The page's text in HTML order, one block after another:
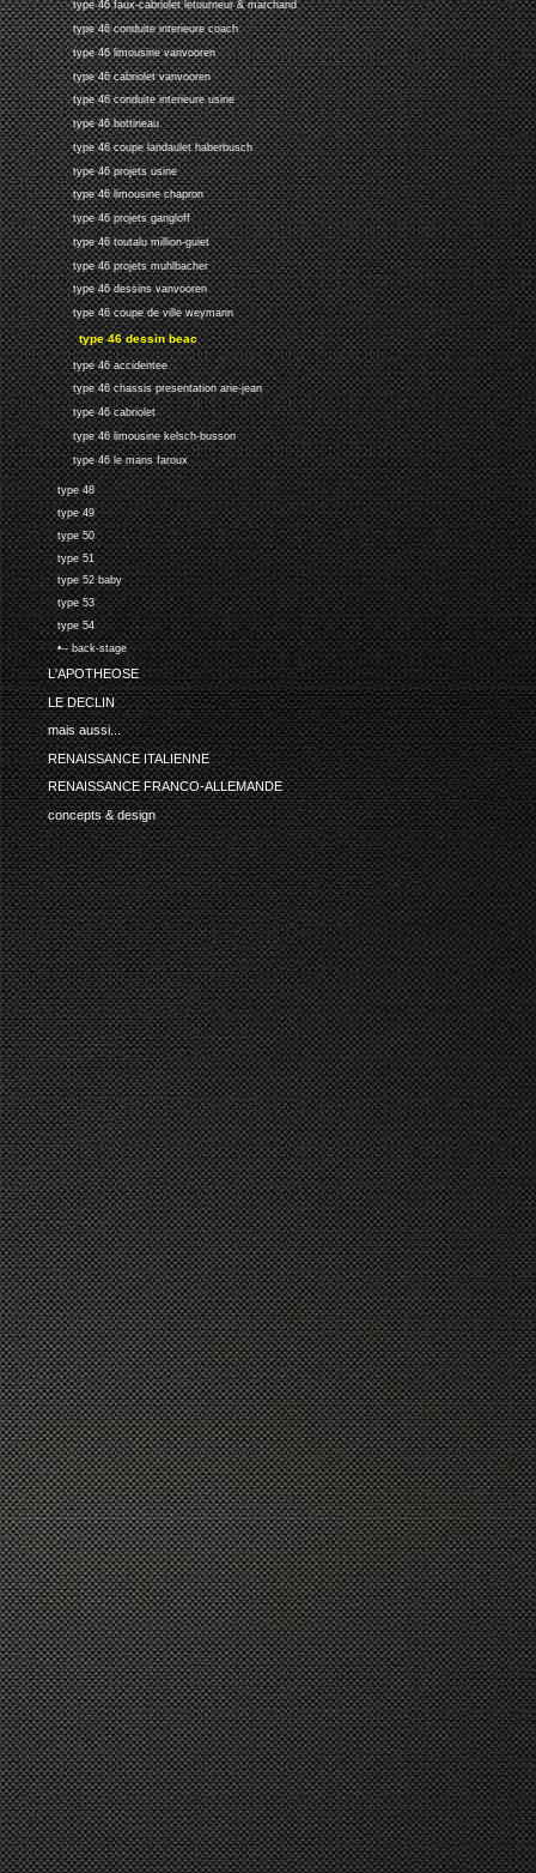
type 46 faux-cabriolet letourneur & marchand
type 46 conduite interieure coach
type 46 limousine vanvooren
type 46 cabriolet vanvooren
type 46 conduite interieure usine
type 46 bottineau
type 46 coupe landaulet haberbusch
type 46 projets usine
type 46 limousine chapron
type 46 projets gangloff
type 46 toutalu million-guiet
type 46 projets muhlbacher
type 46 dessins vanvooren
type 46 coupe de ville weymann
type 46 dessin beac
type 46 accidentee
type 46 chassis presentation arie-jean
type 46 cabriolet
type 46 limousine kelsch-busson
type 46 le mans faroux
type 48
type 49
type 50
type 51
type 52 baby
type 53
type 54
•-- back-stage
L'APOTHEOSE
LE DECLIN
mais aussi...
RENAISSANCE ITALIENNE
RENAISSANCE FRANCO-ALLEMANDE
concepts & design